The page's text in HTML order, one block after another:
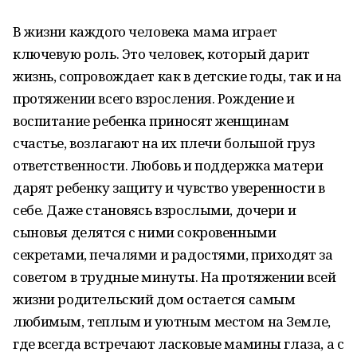
В жизни каждого человека мама играет
ключевую роль. Это человек, который дарит
жизнь, сопровождает как в детские годы, так и на
протяжении всего взросления. Рождение и
воспитание ребенка приносят женщинам
счастье, возлагают на их плечи большой груз
ответственности. Любовь и поддержка матери
дарят ребенку защиту и чувство уверенности в
себе. Даже становясь взрослыми, дочери и
сыновья делятся с ними сокровенными
секретами, печалями и радостями, приходят за
советом в трудные минуты. На протяжении всей
жизни родительский дом остается самым
любимым, теплым и уютным местом на Земле,
где всегда встречают ласковые мамины глаза, а с